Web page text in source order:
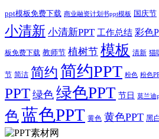
ppt模板免费下载 商业融资计划书ppt模板 国庆节
小清新 小清新PPT 工作总结 彩色
板免费下载 教师节 植树节 模板 清新 猫
节 简洁 简约 简约PPT 粉色 粉色
PPT 绿色 绿色PPT 节日 莫兰迪
色蓝色PPT 黄色 黄色PPT 黑